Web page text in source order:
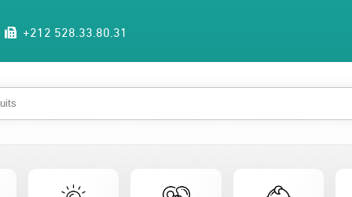
+212 528.33.80.31